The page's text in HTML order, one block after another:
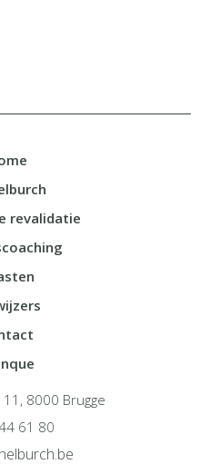
revalidatie
8000 Brugge
61 80